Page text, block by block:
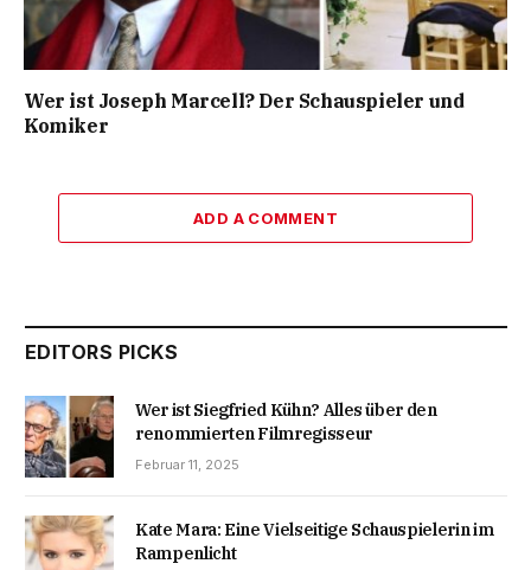
Wer ist Joseph Marcell? Der Schauspieler und
Komiker
ADD A COMMENT
EDITORS PICKS
Wer ist Siegfried Kühn? Alles über den
renommierten Filmregisseur
Februar 11, 2025
Kate Mara: Eine Vielseitige Schauspielerin im
Rampenlicht